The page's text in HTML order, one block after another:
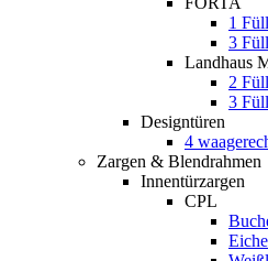
1
3
Landhaus
2
3
Designtüren
4
Zargen & Blendrahmen
Innentürzargen
CPL
Eiche